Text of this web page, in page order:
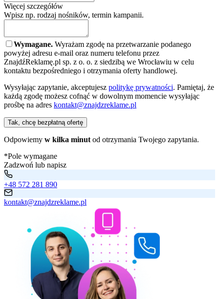
Więcej szczegółów
Wpisz np. rodzaj nośników, termin kampanii.
Wymagane. Wyrażam zgodę na przetwarzanie podanego
powyżej adresu e-mail oraz numeru telefonu przez
ZnajdźReklamę.pl sp. z o. o. z siedzibą we Wrocławiu w celu
kontaktu bezpośredniego i otrzymania oferty handlowej.
Wysyłając zapytanie, akceptujesz politykę prywatności. Pamiętaj, że
każdą zgodę możesz cofnąć w dowolnym momencie wysyłając
prośbę na adres kontakt@znajdzreklame.pl
Tak, chcę bezpłatną ofertę
Odpowiemy w kilka minut od otrzymania Twojego zapytania.
*Pole wymagane
Zadzwoń lub napisz
+48 572 281 890
kontakt@znajdzreklame.pl